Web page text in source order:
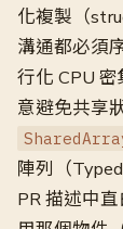
化複製（
溝通都必須
行化 CPU
意避免共享
陣列（
PR 描述中